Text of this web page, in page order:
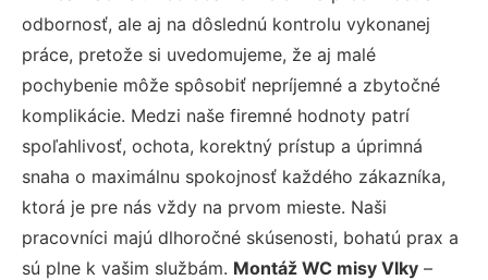
odbornosť, ale aj na dôslednú kontrolu vykonanej
práce, pretože si uvedomujeme, že aj malé
pochybenie môže spôsobiť nepríjemné a zbytočné
komplikácie. Medzi naše firemné hodnoty patrí
spoľahlivosť, ochota, korektný prístup a úprimná
snaha o maximálnu spokojnosť každého zákazníka,
ktorá je pre nás vždy na prvom mieste. Naši
pracovníci majú dlhoročné skúsenosti, bohatú prax a
sú plne k vašim službám. Montáž WC misy Vlky –